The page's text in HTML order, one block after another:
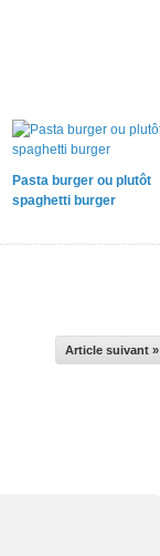
Pasta burger ou plutôt
spaghetti burger
Article suivant »